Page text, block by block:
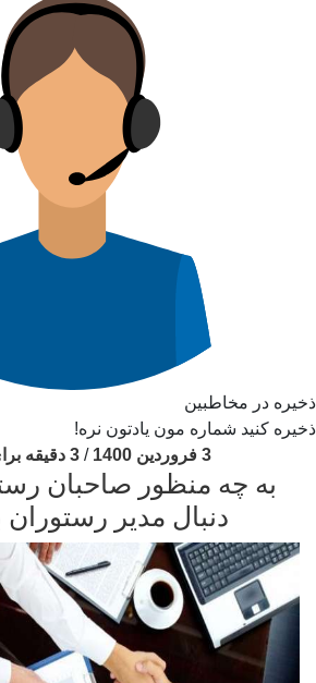
ذخیره در مخاطبین
ذخیره کنید شماره مون یادتون نره!
3 فروردین 1400
/3 دقیقه برای خواندن
به چه منظور صاحبان
دنبال مدیر رستوران